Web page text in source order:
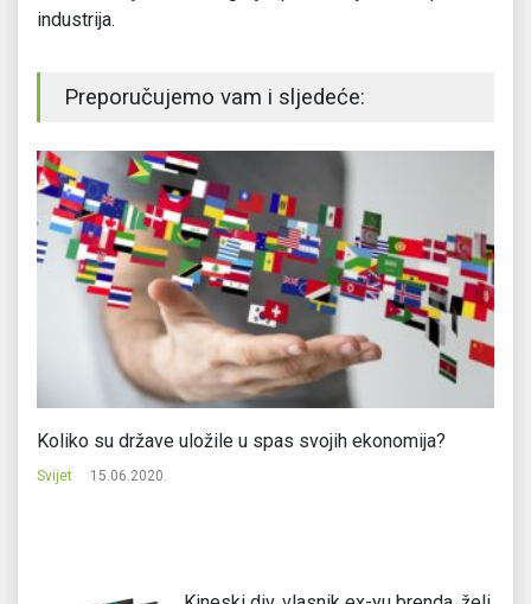
industrija.
Preporučujemo vam i sljedeće:
Koliko su države uložile u spas svojih ekonomija?
Svijet 15.06.2020.